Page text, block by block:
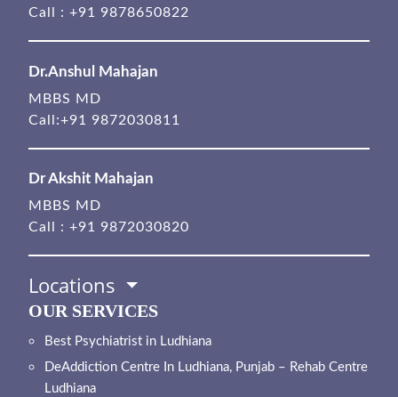
Call : +91 9878650822
Dr.Anshul Mahajan
MBBS MD
Call:+91 9872030811
Dr Akshit Mahajan
MBBS MD
Call : +91 9872030820
Locations
OUR SERVICES
Best Psychiatrist in Ludhiana
DeAddiction Centre In Ludhiana, Punjab – Rehab Centre
Ludhiana